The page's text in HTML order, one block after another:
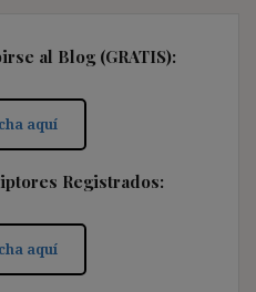
al Blog (GRATIS):
aquí
Registrados:
aquí